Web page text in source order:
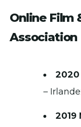
Online Film
Association
–
2019